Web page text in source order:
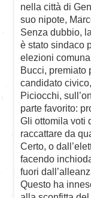
nella città di
suo nipote,
Senza dubbio,
è stato sindaco
elezioni
Bucci, premiato
candidato
Piciocchi,
parte favorito:
Gli ottomila voti
raccattare da
Certo, o
facendo
fuori
Questo ha